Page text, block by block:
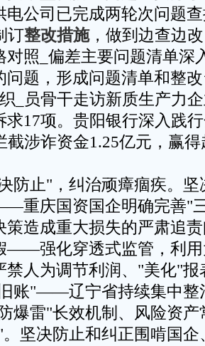
电公司已完成两轮次问题
订整改措施，做到边查边
对照_偏差主要问题清单深
问题，形成问题清单和整
_员骨干走访新质生产力
求17项。贵阳银行深入践
截涉诈资金1.25亿元，赢
防止"，纠治顽瘴痼疾。‌
重庆国资国企明确完善"
策造成重大损失的严肃追
——强化穿透式监管，利用
禁人为调节利润、"美化"
账"——辽宁省持续集中整
爆雷"长效机制、风险资产
。坚决防止和纠正围啃国